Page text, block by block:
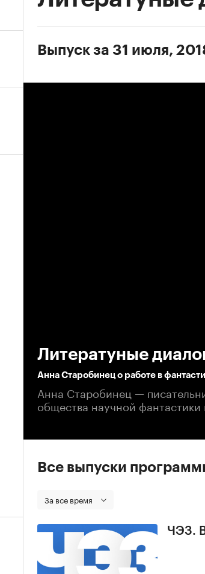
Выпуск за 31 июля,
Литератуные
Анна Старобинец о работе в
Анна Старобинец —
общества научной
Все выпуски
За все время
ЧЭЗ.